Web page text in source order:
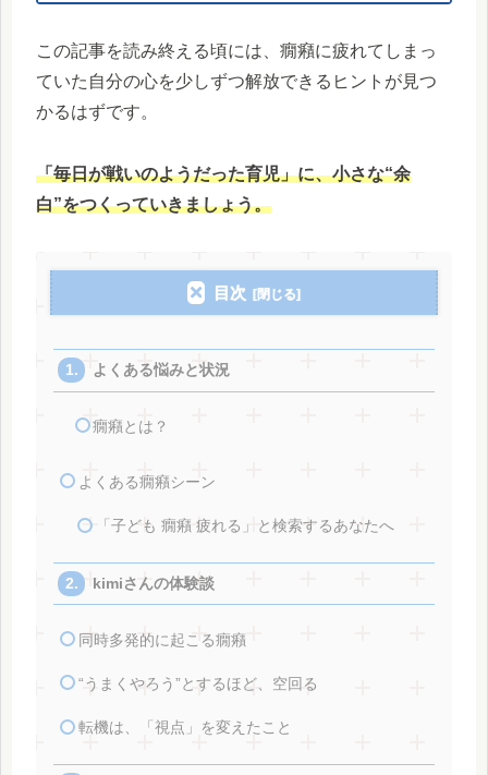
この記事を読み終える頃には、癇癪に疲れてしまっ
ていた自分の心を少しずつ解放できるヒントが見つ
かるはずです。
「毎日が戦いのようだった育児」に、小さな“余
白”をつくっていきましょう。
目次
よくある悩みと状況
癇癪とは？
よくある癇癪シーン
「子ども 癇癪 疲れる」と検索するあなたへ
kimiさんの体験談
同時多発的に起こる癇癪
“うまくやろう”とするほど、空回る
転機は、「視点」を変えたこと